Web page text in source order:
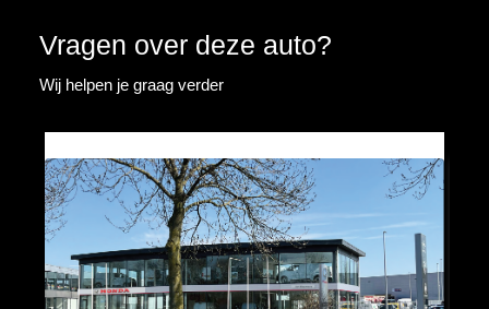
Vragen over deze auto?
Wij helpen je graag verder